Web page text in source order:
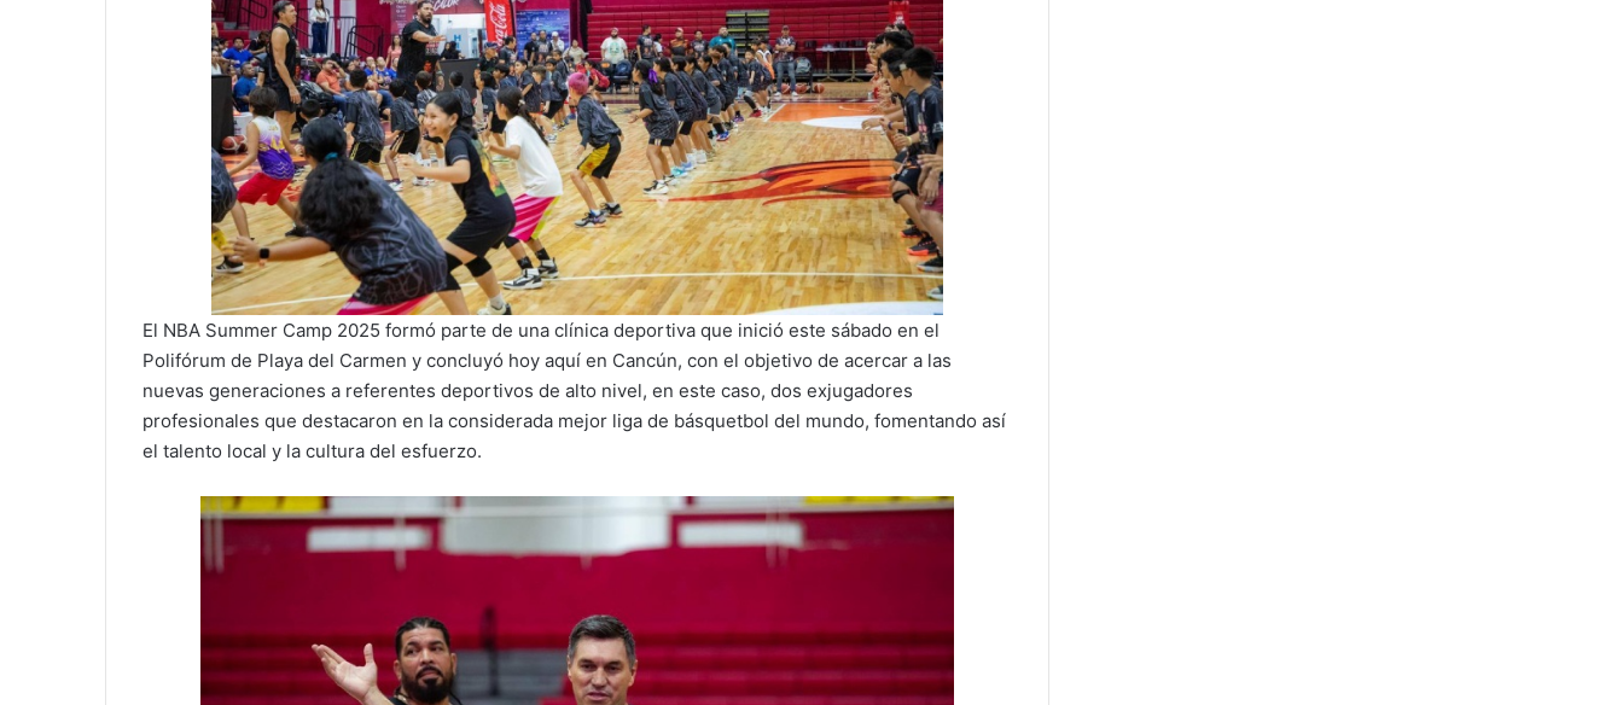
El NBA Summer Camp 2025 formó parte de una clínica deportiva que inició este sábado en el
Polifórum de Playa del Carmen y concluyó hoy aquí en Cancún, con el objetivo de acercar a las
nuevas generaciones a referentes deportivos de alto nivel, en este caso, dos exjugadores
profesionales que destacaron en la considerada mejor liga de básquetbol del mundo, fomentando así
el talento local y la cultura del esfuerzo.